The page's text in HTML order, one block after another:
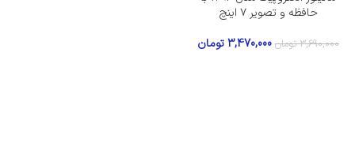
حافظه و تصویر ۷ اینچ
3,690,000 تومان 3,470,000تومان